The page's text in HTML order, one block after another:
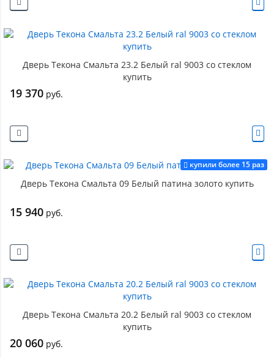
Дверь Текона Смальта 23.2 Белый ral 9003 со стеклом
купить
19 370 руб.
купили более 15 раз
Дверь Текона Смальта 09 Белый патина золото купить
15 940 руб.
Дверь Текона Смальта 20.2 Белый ral 9003 со стеклом
купить
20 060 руб.